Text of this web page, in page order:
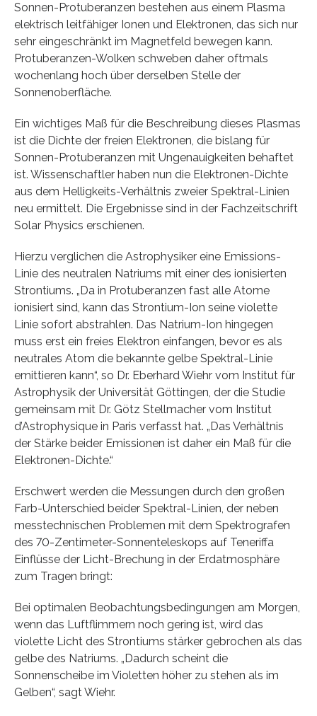
Sonnen-Protuberanzen bestehen aus einem Plasma
elektrisch leitfähiger Ionen und Elektronen, das sich nur
sehr eingeschränkt im Magnetfeld bewegen kann.
Protuberanzen-Wolken schweben daher oftmals
wochenlang hoch über derselben Stelle der
Sonnenoberfläche.
Ein wichtiges Maß für die Beschreibung dieses Plasmas
ist die Dichte der freien Elektronen, die bislang für
Sonnen-Protuberanzen mit Ungenauigkeiten behaftet
ist. Wissenschaftler haben nun die Elektronen-Dichte
aus dem Helligkeits-Verhältnis zweier Spektral-Linien
neu ermittelt. Die Ergebnisse sind in der Fachzeitschrift
Solar Physics erschienen.
Hierzu verglichen die Astrophysiker eine Emissions-
Linie des neutralen Natriums mit einer des ionisierten
Strontiums. „Da in Protuberanzen fast alle Atome
ionisiert sind, kann das Strontium-Ion seine violette
Linie sofort abstrahlen. Das Natrium-Ion hingegen
muss erst ein freies Elektron einfangen, bevor es als
neutrales Atom die bekannte gelbe Spektral-Linie
emittieren kann“, so Dr. Eberhard Wiehr vom Institut für
Astrophysik der Universität Göttingen, der die Studie
gemeinsam mit Dr. Götz Stellmacher vom Institut
d’Astrophysique in Paris verfasst hat. „Das Verhältnis
der Stärke beider Emissionen ist daher ein Maß für die
Elektronen-Dichte.“
Erschwert werden die Messungen durch den großen
Farb-Unterschied beider Spektral-Linien, der neben
messtechnischen Problemen mit dem Spektrografen
des 70-Zentimeter-Sonnenteleskops auf Teneriffa
Einflüsse der Licht-Brechung in der Erdatmosphäre
zum Tragen bringt:
Bei optimalen Beobachtungsbedingungen am Morgen,
wenn das Luftflimmern noch gering ist, wird das
violette Licht des Strontiums stärker gebrochen als das
gelbe des Natriums. „Dadurch scheint die
Sonnenscheibe im Violetten höher zu stehen als im
Gelben“, sagt Wiehr.